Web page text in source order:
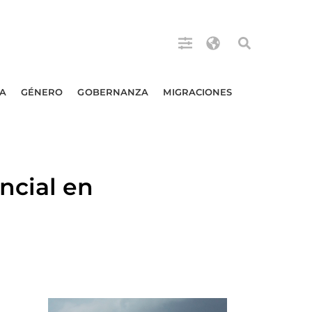
GÉNERO GOBERNANZA MIGRACIONES
en